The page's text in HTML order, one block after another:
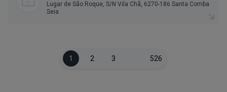
Lugar de São Roque, S/N Vila Chã, 6270-186 Santa Comba
Seia
1 2 3 526